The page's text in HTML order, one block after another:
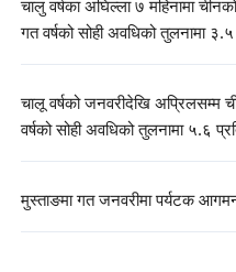
चालु वर्षका अघिल्ला ७ महिनामा
गत वर्षको सोही अवधिको तुलनामा
चालू वर्षको जनवरीदेखि
वर्षको सोही अवधिको तुलनामा ५.६
मुस्ताङमा गत जनवरीमा पर्यटक आगमन